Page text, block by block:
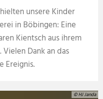
unsere Kinder
in Böbingen: Eine
Kientsch aus ihrem
Dank an das
Ereignis.
© HJ Janda